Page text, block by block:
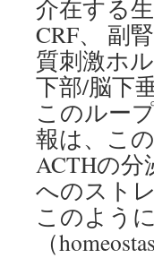
介在する
CRF、 副
質刺激ホ
下部/脳下
このルー
報は、こ
ACTHの
へのスト
このよう
（